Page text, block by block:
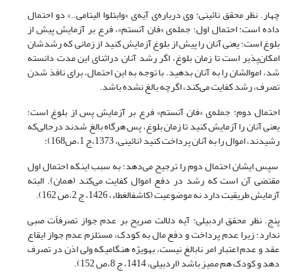
چهار. نظر محقق نائینی: وی درباره‌ی آیه‌ی «وابتلوا الیتامی..» دو احتمال
داده است: احتمال اول؛ جمله‌ی «فان آنستم»، فرع بر آزمایش پیش از
بلوغ است؛ یعنی آنان را پیش از بلوغ آزمایش کنید از زمانی که رشدشان
امکان‌پذیر است تا زمان بلوغ، اگر رشد آنان دراثنای این مدت دانسته
شد، اموالشان را به آنان بدهید. با توجه به این احتمال، برای نافذ شدن
تصرف، رشد کفایت می‌کند، اگرچه بالغ نشده باشد.
احتمال دوم: جمله‌ی «فان آنستم» فرع بر آزمایش پس از بلوغ است؛
یعنی آنان را آزمایش کنید تا زمان بلوغ، پس هرگاه بالغ شدند درحالی‌که
رشیدند، اموال را به آنان پرداخت کنید (نائینی، 1373،ج 1،ص168)؛
سپس ایشان احتمال دوم را ترجیح می‌دهد؛ به سبب اینکه احتمال اول
مقتضی آن است که رشد در دفع اموال کفایت می‌کند (همان). البته
آزمایش طریقیت دارد نه موضوعیت (کاشف­الغطاء، 1426، ج 2،ص 162).
پنج. نظر محقق اردبیلی: آیه دلالت صریح بر عدم جواز تصرفاًت صبی
ندارد؛ زیرا عدم پرداخت و دفع مال به کودک، مستلزم عدم جواز ایقاع
عقد و عدم اعتبار امر نابالغ نیست، به­ویژه هنگامی­که ولی اذن در تصرف
دهد و کودک هم ممیز باشد (اردبیلی، 1414، ج 8،ص 152).